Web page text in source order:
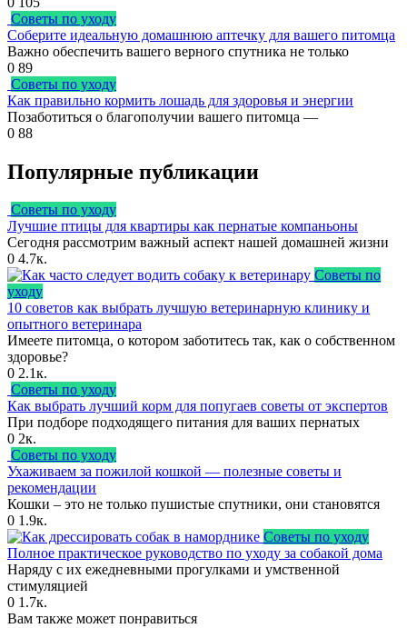
Советы по уходу
Соберите идеальную домашнюю аптечку для вашего питомца
Важно обеспечить вашего верного спутника не только
0 89
Советы по уходу
Как правильно кормить лошадь для здоровья и энергии
Позаботиться о благополучии вашего питомца —
0 88
Популярные публикации
Советы по уходу
Лучшие птицы для квартиры как пернатые компаньоны
Сегодня рассмотрим важный аспект нашей домашней жизни
0 4.7к.
Советы по
уходу
10 советов как выбрать лучшую ветеринарную клинику и
опытного ветеринара
Имеете питомца, о котором заботитесь так, как о собственном
здоровье?
0 2.1к.
Советы по уходу
Как выбрать лучший корм для попугаев советы от экспертов
При подборе подходящего питания для ваших пернатых
0 2к.
Советы по уходу
Ухаживаем за пожилой кошкой — полезные советы и
рекомендации
Кошки – это не только пушистые спутники, они становятся
0 1.9к.
Советы по уходу
Полное практическое руководство по уходу за собакой дома
Наряду с их ежедневными прогулками и умственной
стимуляцией
0 1.7к.
Вам также может понравиться